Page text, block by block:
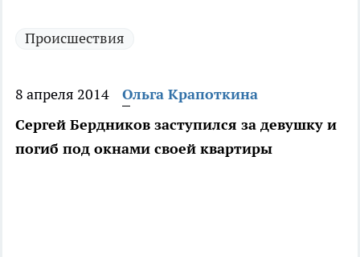
Происшествия
8 апреля 2014
Ольга Крапоткина
Сергей Бердников заступился за девушку и
погиб под окнами своей квартиры